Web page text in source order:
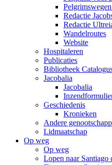
Redactie
Redactie
Wandelroutes
Website
Hospitaleren
Publicaties
Bibliotheek
Jacobalia
Jacobalia
Geschiedenis
Kronieken
Andere
Lidmaatschap
Op weg
Op weg
Lopen naar Santiago